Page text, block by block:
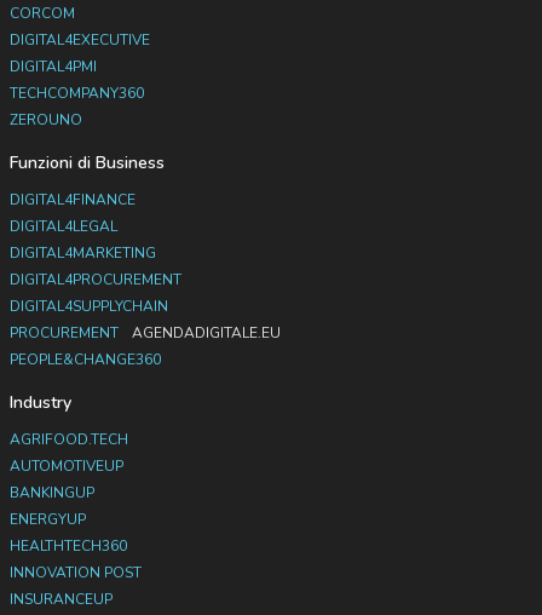
CORCOM
DIGITAL4EXECUTIVE
DIGITAL4PMI
TECHCOMPANY360
ZEROUNO
Funzioni di Business
DIGITAL4FINANCE
DIGITAL4LEGAL
DIGITAL4MARKETING
DIGITAL4PROCUREMENT
DIGITAL4SUPPLYCHAIN
PROCUREMENT
AGENDADIGITALE.EU
PEOPLE&CHANGE360
Industry
AGRIFOOD.TECH
AUTOMOTIVEUP
BANKINGUP
ENERGYUP
HEALTHTECH360
INNOVATION POST
INSURANCEUP